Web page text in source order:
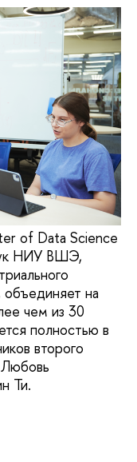
of Data Science
НИУ ВШЭ,
на
чем из 30
полностью в
второго
Ти.